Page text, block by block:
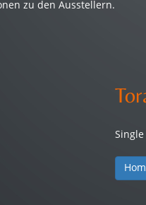
zu den Ausstellern.
Single